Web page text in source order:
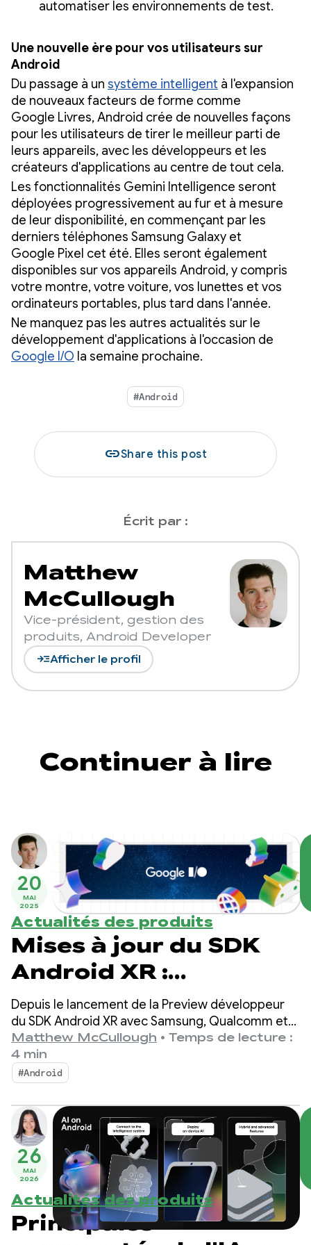
automatiser les environnements de test.
Une nouvelle ère pour vos utilisateurs sur
Android
Du passage à un système intelligent à l'expansion
de nouveaux facteurs de forme comme
Google Livres, Android crée de nouvelles façons
pour les utilisateurs de tirer le meilleur parti de
leurs appareils, avec les développeurs et les
créateurs d'applications au centre de tout cela.
Les fonctionnalités Gemini Intelligence seront
déployées progressivement au fur et à mesure
de leur disponibilité, en commençant par les
derniers téléphones Samsung Galaxy et
Google Pixel cet été. Elles seront également
disponibles sur vos appareils Android, y compris
votre montre, votre voiture, vos lunettes et vos
ordinateurs portables, plus tard dans l'année.
Ne manquez pas les autres actualités sur le
développement d'applications à l'occasion de
Google I/O la semaine prochaine.
#Android
linkShare this post
Écrit par :
Matthew
McCullough
Vice-président, gestion des
produits, Android Developer
read_moreAfficher le profil
Continuer à lire
20
MAI
2025
Actualités des produits
Mises à jour du SDK
Android XR :
présentation de la
Preview 2 pour les
développeurs
Depuis le lancement de la Preview développeur
du SDK Android XR avec Samsung, Qualcomm et
Unity l'année dernière, nous avons été
impressionnés par l'enthousiasme de la
communauté Android au sens large.
Matthew McCullough • Temps de lecture :
4 min
#Android
26
MAI
2026
Actualités des produits
Principales